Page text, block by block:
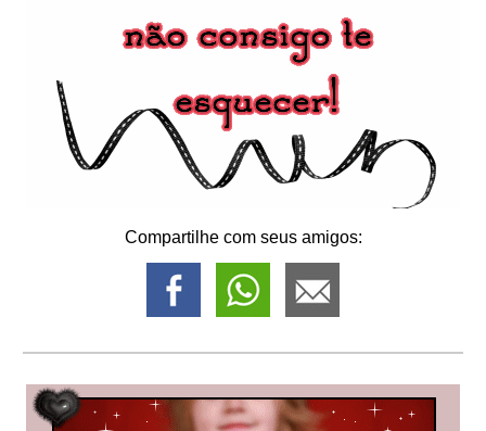
Compartilhe com seus amigos: